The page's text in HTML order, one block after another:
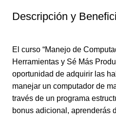
Descripción y
El curso “Manejo de
Herramientas y Sé Más
oportunidad de adquirir las
manejar un computador de
través de un programa
bonus adicional, aprenderás